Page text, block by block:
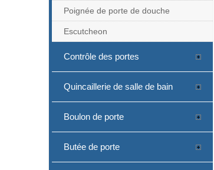
Poignée de porte de douche
Escutcheon
Contrôle des portes
Quincaillerie de salle de bain
Boulon de porte
Butée de porte